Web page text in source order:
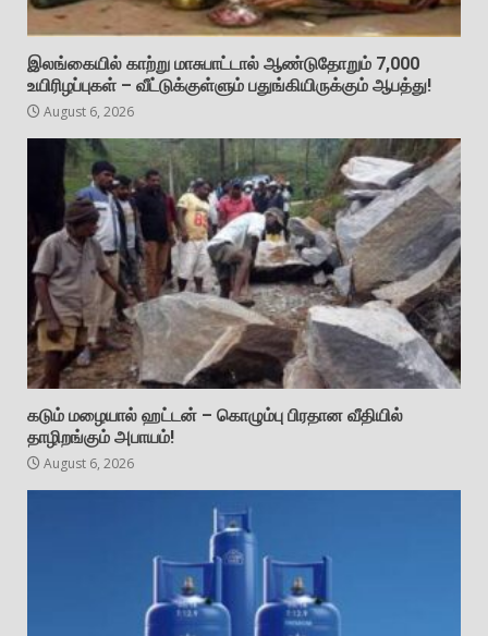
இலங்கையில் காற்று மாசுபாட்டால் ஆண்டுதோறும் 7,000
உயிரிழப்புகள் – வீட்டுக்குள்ளும் பதுங்கியிருக்கும் ஆபத்து!
August 6, 2026
கடும் மழையால் ஹட்டன் – கொழும்பு பிரதான வீதியில்
தாழிறங்கும் அபாயம்!
August 6, 2026